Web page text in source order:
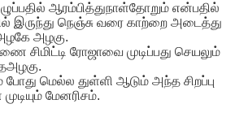
ஆரம்பித்துநாள்தோறும் என்பதில்
நெஞ்சு வரை காற்றை அடைத்து
அழகு.
சிமிட்டி ரோஜாவை முடிப்பது செயலும்
போது மெல்ல துள்ளி ஆடும் அந்த சிறப்பு
மேனரிசம்.